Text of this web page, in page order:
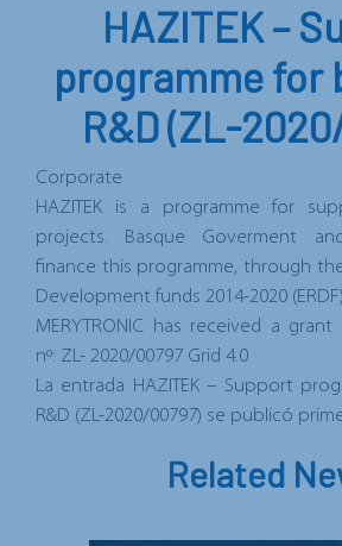
HAZITEK –
programme for
R&D (ZL-
Corporate
HAZITEK is a programme for
projects. Basque Goverment
finance this programme, through
Development funds 2014-2020
MERYTRONIC has received a
nº: ZL- 2020/00797 Grid 4.0
La entrada HAZITEK – Support
R&D (ZL-2020/00797) se publicó
Related